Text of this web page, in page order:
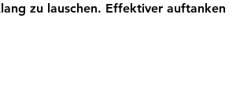
zu lauschen. Effektiver auftanken